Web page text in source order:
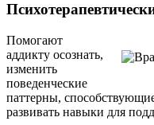
Помогают
аддикту осознать,
изменить
поведенческие
паттерны,
развивать навыки для